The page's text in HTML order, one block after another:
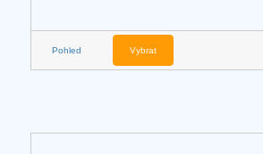
Pohled Vybrat